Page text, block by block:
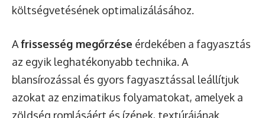
költségvetésének optimalizálásához.
Afrissesség megőrzése érdekében a fagyasztás
az egyik leghatékonyabb technika. A
blansírozással és gyors fagyasztással leállítjuk
azokat az enzimatikus folyamatokat, amelyek a
zöldség romlásáért és ízének, textúrájának